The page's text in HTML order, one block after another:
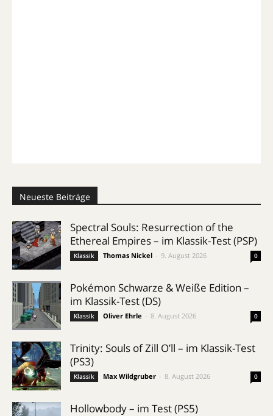
Neueste Beiträge
Spectral Souls: Resurrection of the
Ethereal Empires – im Klassik-Test (PSP)
Klassik Thomas Nickel 9. August 2026 0
Pokémon Schwarze & Weiße Edition –
im Klassik-Test (DS)
Klassik Oliver Ehrle 8. August 2026 0
Trinity: Souls of Zill O’ll – im Klassik-Test
(PS3)
Klassik Max Wildgruber 8. August 2026 0
Hollowbody – im Test (PS5)